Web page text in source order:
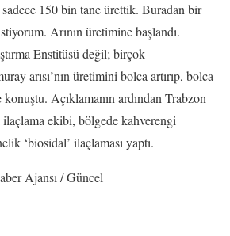
150 bin tane ürettik. Buradan bir
Arının üretimine başlandı.
Enstitüsü değil; birçok
arısı’nın üretimini bolca artırıp, bolca
konuştu. Açıklamanın ardından Trabzon
ekibi, bölgede kahverengi
‘biosidal’ ilaçlaması yaptı.
Ajansı / Güncel